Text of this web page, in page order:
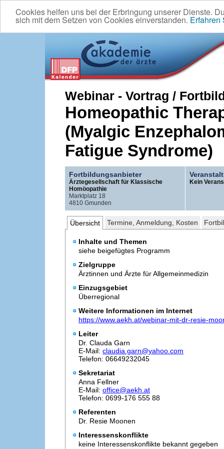
Cookies helfen uns bei der Erbringung unserer Dienste.
sich mit dem Setzen von Cookies einverstanden. Erfahren
Webinar - Vortrag /
Homeopathic
(Myalgic
Fatigue Syndrome)
Fortbildungsanbieter
Ärztegesellschaft für Klassische
Homöopathie
Marktplatz 18
4810 Gmunden
Kein
Übersicht Termine, Anmeldung, Kosten
Inhalte und Themen
siehe beigefügtes Programm
Zielgruppe
Ärztinnen und Ärzte für Allgemeinmedizin
Einzugsgebiet
Überregional
Weitere Informationen im Internet
https://www.aekh.at/webinar-mit-dr-resie-
Leiter
Dr. Clauda Garn
E-Mail: claudia.garn@yahoo.com
Telefon: 06649232045
Sekretariat
Anna Fellner
E-Mail: office@aekh.at
Telefon: 0699-176 555 88
Referenten
Dr. Resie Moonen
Interessenskonflikte
keine Interessenskonflikte bekannt gegeben